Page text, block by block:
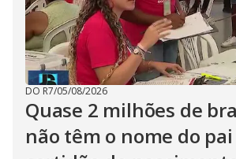
DO R7/05/08/2026
Quase 2 milhões de
não têm o nome do